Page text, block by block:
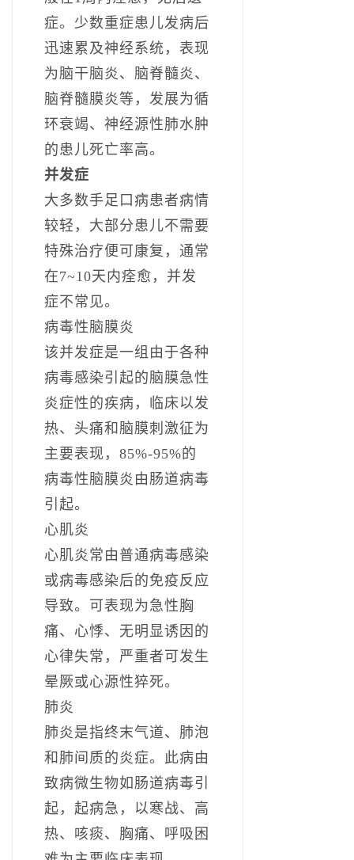
症。少数重症患儿发病后
迅速累及神经系统，表现
为脑干脑炎、脑脊髓炎、
脑脊髓膜炎等，发展为循
环衰竭、神经源性肺水肿
的患儿死亡率高。
并发症
大多数手足口病患者病情
较轻，大部分患儿不需要
特殊治疗便可康复，通常
在7~10天内痊愈，并发
症不常见。
病毒性脑膜炎
该并发症是一组由于各种
病毒感染引起的脑膜急性
炎症性的疾病，临床以发
热、头痛和脑膜刺激征为
主要表现，85%-95%的
病毒性脑膜炎由肠道病毒
引起。
心肌炎
心肌炎常由普通病毒感染
或病毒感染后的免疫反应
导致。可表现为急性胸
痛、心悸、无明显诱因的
心律失常，严重者可发生
晕厥或心源性猝死。
肺炎
肺炎是指终末气道、肺泡
和肺间质的炎症。此病由
致病微生物如肠道病毒引
起，起病急，以寒战、高
热、咳痰、胸痛、呼吸困